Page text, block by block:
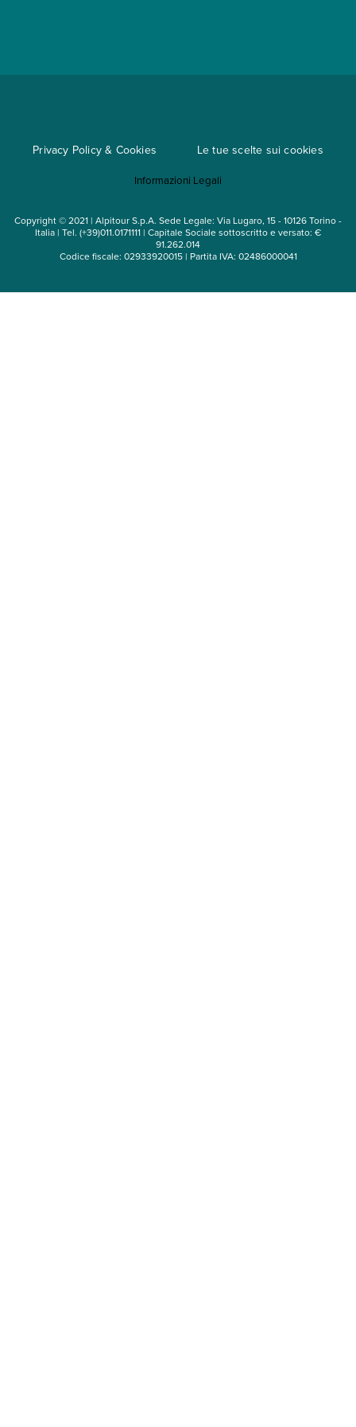
Mappa del sito
Privacy Policy & Cookies Le tue scelte sui cookies
Informazioni Legali
Copyright © 2021 | Alpitour S.p.A. Sede Legale: Via Lugaro, 15 - 10126 Torino -
Italia | Tel. (+39)011.0171111 | Capitale Sociale sottoscritto e versato: €
91.262.014
Codice fiscale: 02933920015 | Partita IVA: 02486000041